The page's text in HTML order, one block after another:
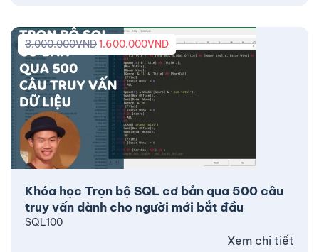
Khóa học Trọn bộ SQL cơ bản qua 500 câu
truy vấn dành cho người mới bắt đầu
3.000.000VND1.600.000VND
SQL100
Xem chi tiết